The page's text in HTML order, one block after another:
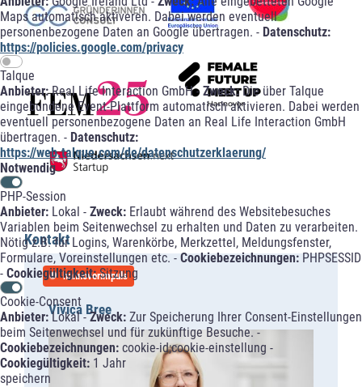
Maps automatisch aktiveren. Dabei werden eventuell
personenbezogene Daten an Google übertragen. - Datenschutz:
https://policies.google.com/privacy
Talque
Anbieter:Real Life Interaction GmbH -Zweck:Die über Talque
eingebundene Event-Plattform automatisch aktivieren. Dabei werden
eventuell personenbezogene Daten an Real Life Interaction GmbH
übertragen. - Datenschutz:
https://web.talque.com/de/datenschutzerklaerung/
Notwendig
PHP-Session
Anbieter: Lokal - Zweck: Erlaubt während des Websitebesuches
Variablen beim Seitenwechsel zu erhalten und Daten zu verarbeiten.
Nötig z.B. für Logins, Warenkörbe, Merkzettel, Meldungsfenster,
Formulare, Voreinstellungen etc. -Cookiebezeichnungen:PHPSESSID
- Cookiegültigkeit:Sitzung
Cookie-Consent
Anbieter:Lokal -Zweck: Zur Speicherung Ihrer Consent-Einstellungen
beim Seitenwechsel und für zukünftige Besuche. -
Cookiebezeichnungen: cookie-id;cookie-einstellung -
Cookiegültigkeit: 1 Jahr
speichern
Kontakt
hannoverimpuls
Vivica Bree